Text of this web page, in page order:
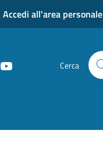
Accedi all'area personale
Cerca